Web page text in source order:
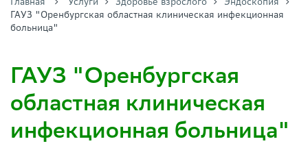
ГАУЗ "Оренбургская областная клиническая инфекционная
больница"
ГАУЗ "Оренбургская
областная клиническая
инфекционная больница"